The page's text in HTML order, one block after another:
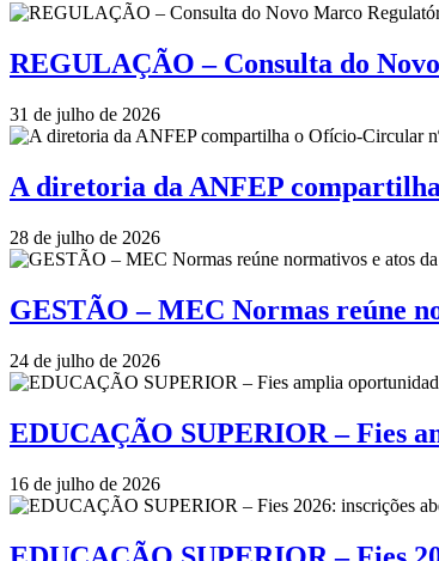
REGULAÇÃO – Consulta do
31 de julho de 2026
A diretoria da ANFEP
28 de julho de 2026
GESTÃO – MEC Normas reúne
24 de julho de 2026
EDUCAÇÃO SUPERIOR – Fies
16 de julho de 2026